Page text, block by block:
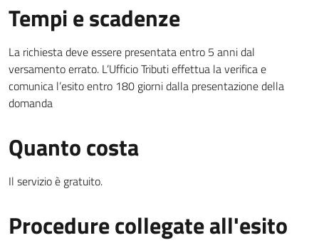
Tempi e scadenze
La richiesta deve essere presentata entro 5 anni dal
versamento errato. L’Ufficio Tributi effettua la verifica e
comunica l’esito entro 180 giorni dalla presentazione della
domanda
Quanto costa
Il servizio è gratuito.
Procedure collegate all'esito